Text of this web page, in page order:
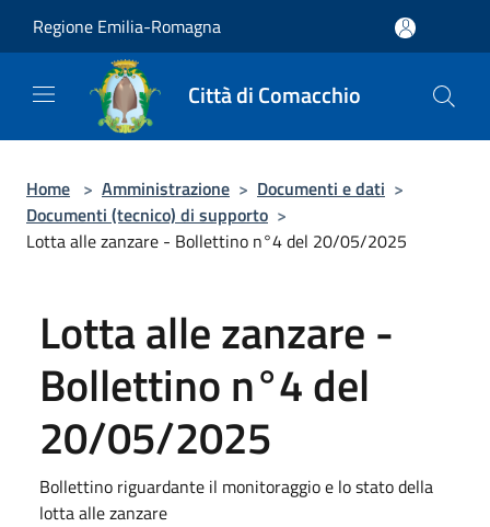
Regione Emilia-Romagna
Città di Comacchio
Home > Amministrazione > Documenti e dati >
Documenti (tecnico) di supporto >
Lotta alle zanzare - Bollettino n°4 del 20/05/2025
Lotta alle zanzare -
Bollettino n°4 del
20/05/2025
Bollettino riguardante il monitoraggio e lo stato della
lotta alle zanzare